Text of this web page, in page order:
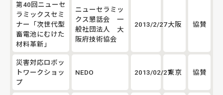
第40回ニューセ
ラミックスセミ
ナー「次世代型
畜電池にむけた
材料革新」
ニューセラミッ
クス懇話会 一
般社団法人 大
阪府技術協会
2013/2/27大阪 協賛
災害対応ロボッ
トワークショッ
プ
NEDO 2013/02/27東京 協賛